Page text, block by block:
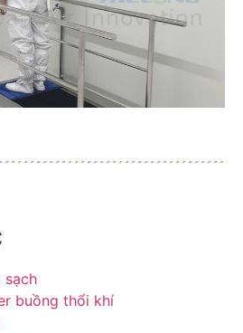
sạch
buồng thổi khí